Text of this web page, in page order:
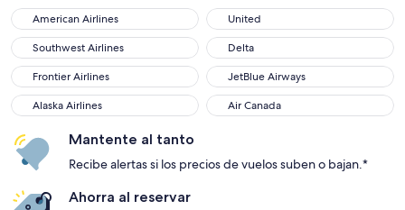
American Airlines
American Airlines United
United
Southwest Airlines
Southwest Airlines Delta
Delta
Frontier Airlines
Frontier Airlines JetBlue Airways
JetBlue Airways
Alaska Airlines
Alaska Airlines Air Canada
Air Canada
Mantente al tanto
Recibe alertas si los precios de vuelos suben o bajan.*
Ahorra al reservar